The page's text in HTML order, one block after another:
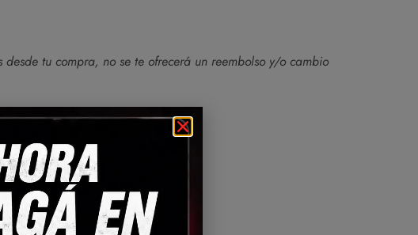
tu compra, no se te ofrecerá un reembolso y/o cambio